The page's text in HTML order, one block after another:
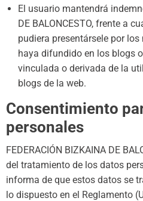
El usuario mantendrá
DE BALONCESTO, frente a
pudiera presentársele por
haya difundido en los blogs
vinculada o derivada de la
blogs de la web.
Consentimiento
personales
FEDERACIÓN BIZKAINA DE
del tratamiento de los datos
informa de que estos datos se
lo dispuesto en el Reglamento